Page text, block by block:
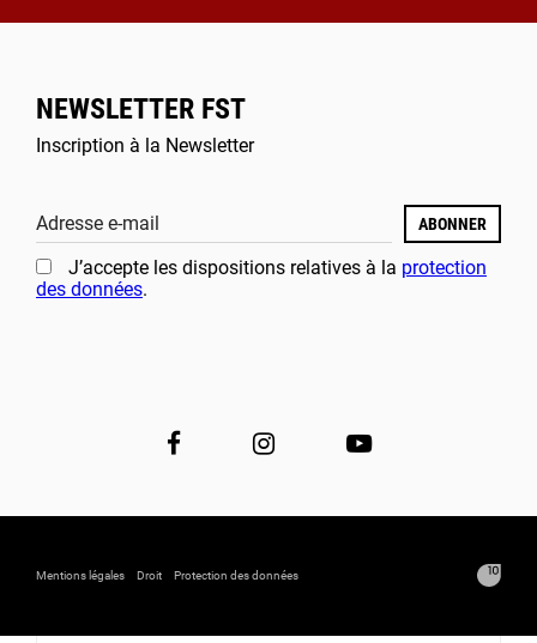
NEWSLETTER FST
Inscription à la Newsletter
Adresse e-mail ABONNER
J’accepte les dispositions relatives à la protection
des données.
Mentions légales Droit Protection des données